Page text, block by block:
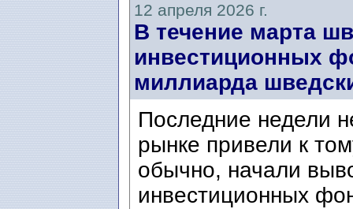
12 апреля 2026 г.
В течение марта
инвестиционных
миллиарда
Последние недели
рынке привели к
обычно, начали
инвестиционных